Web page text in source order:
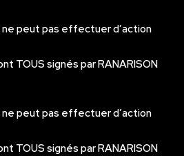
ne peut pas effectuer d’action
TOUS signés par RANARISON
ne peut pas effectuer d’action
TOUS signés par RANARISON